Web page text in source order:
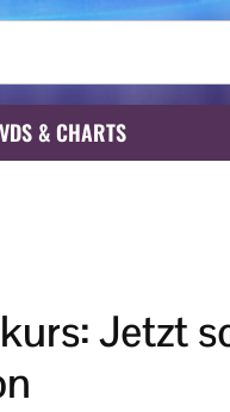
& CHARTS
Jetzt